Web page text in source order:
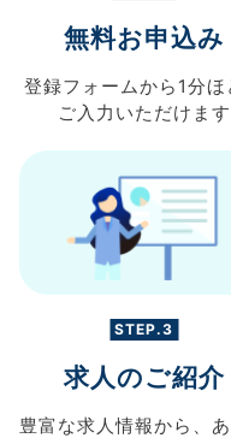
無料お申込み
登録フォームから 1分ほ
ご入力 いただけます
STEP.3
求人のご紹介
豊富な求人情報から、